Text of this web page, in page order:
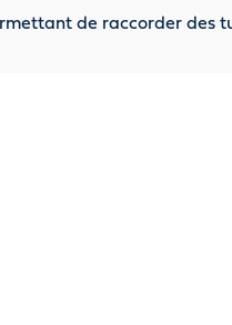
de raccorder des